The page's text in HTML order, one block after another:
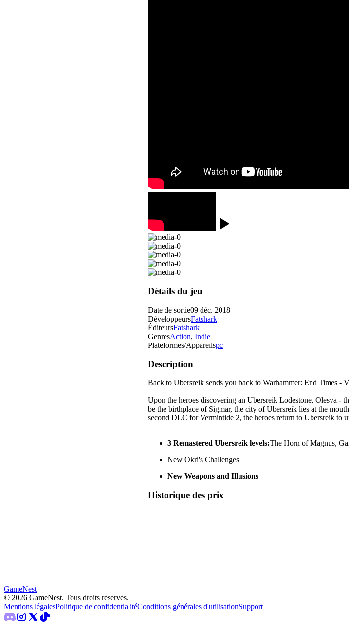
Détails du jeu
Date de sortie09 déc. 2018
DéveloppeursFatshark
ÉditeursFatshark
GenresAction, Indie
Plateformes/Appareilspc
Description
Back to Ubersreik sends you back to Warhammer: End Times -
Upon the heroes discovering an Ubersreik Lodestone, Olesya -
be the birthplace of Sigmar, the city of Ubersreik lies at the
second DLC for Vermintide 2, the heroes return to Ubersreik to
3 Remastered Ubersreik levels:The Horn of Magnus,
New Okri's Challenges
New Weapons and Illusions
Historique des prix
GameNest
© 2026 GameNest. Tous droits réservés.
Mentions légalesPolitique de confidentialitéConditions générales d'utilisationSupport